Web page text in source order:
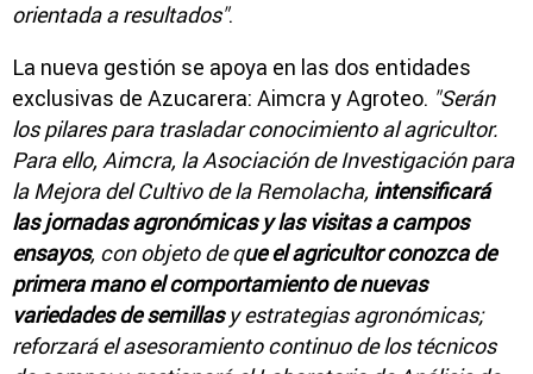
orientada a resultados".
La nueva gestión se apoya en las dos entidades
exclusivas de Azucarera: Aimcra y Agroteo. "Serán
los pilares para trasladar conocimiento al agricultor.
Para ello, Aimcra, la Asociación de Investigación para
la Mejora del Cultivo de la Remolacha, intensificará
las jornadas agronómicas y las visitas a campos
ensayos, con objeto de que el agricultor conozca de
primera mano el comportamiento de nuevas
variedades de semillasy estrategias agronómicas;
reforzará el asesoramiento continuo de los técnicos